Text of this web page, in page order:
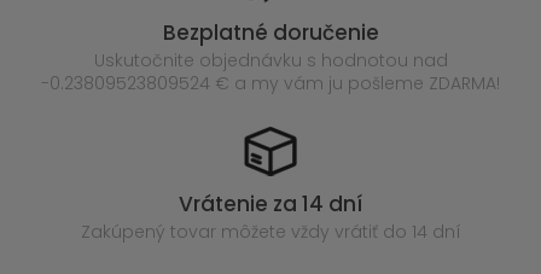
Bezplatné doručenie
Uskutočnite objednávku s hodnotou nad
-0.23809523809524 € a my vám ju pošleme ZDARMA!
Vrátenie za 14 dní
Zakúpený tovar môžete vždy vrátiť do 14 dní